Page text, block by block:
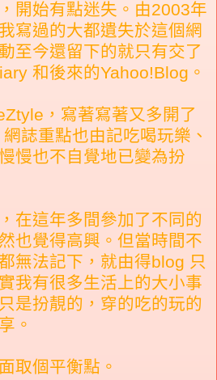
開始有點迷失。由2003年
寫過的大都遺失於這個網
至今還留下的就只有交了
和後來的Yahoo!Blog。
，寫著寫著又多開了
誌重點也由記吃喝玩樂、
慢也不自覺地已變為扮
在這年多間參加了不同的
也覺得高興。但當時間不
無法記下，就由得blog 只
我有很多生活上的大小事
是扮靚的，穿的吃的玩的
。
取個平衡點。